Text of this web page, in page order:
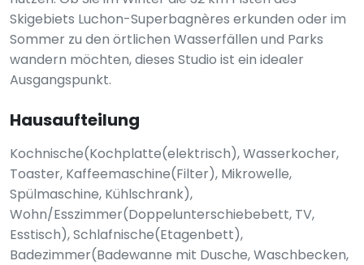
Skigebiets Luchon-Superbagnères erkunden oder im
Sommer zu den örtlichen Wasserfällen und Parks
wandern möchten, dieses Studio ist ein idealer
Ausgangspunkt.
Hausaufteilung
Kochnische(Kochplatte(elektrisch), Wasserkocher,
Toaster, Kaffeemaschine(Filter), Mikrowelle,
Spülmaschine, Kühlschrank),
Wohn/Esszimmer(Doppelunterschiebebett, TV,
Esstisch), Schlafnische(Etagenbett),
Badezimmer(Badewanne mit Dusche, Waschbecken,